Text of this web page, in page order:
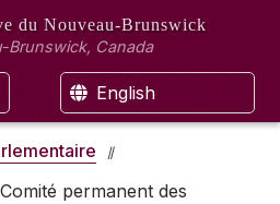
du Nouveau-Brunswick
Brunswick, Canada
English
permanent des